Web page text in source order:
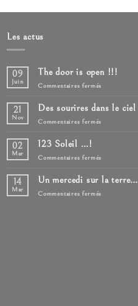
Les actus
09
Juin
The door is open !!!
Commentaires fermés
is
21
Nov
Des sourires dans le ciel
Commentaires fermés
02
Mar
123 Soleil …!
Commentaires fermés
…!
14
Mar
Un mercedi sur la terre…
Commentaires fermés